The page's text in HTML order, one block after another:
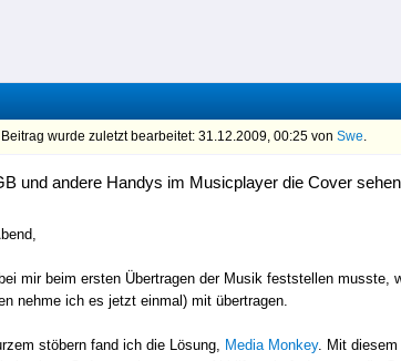
Beitrag wurde zuletzt bearbeitet: 31.12.2009, 00:25 vonSwe
und andere Handys im Musicplayer die Cover sehen
mir beim ersten Übertragen der Musik feststellen
nehme ich es jetzt einmal) mit übertragen.
stöbern fand ich die Lösung, Media Monkey. Mit diesem